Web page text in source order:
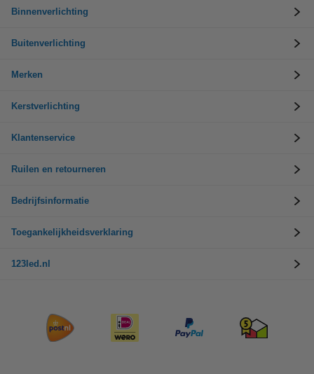
Binnenverlichting
Buitenverlichting
Merken
Kerstverlichting
Klantenservice
Ruilen en retourneren
Bedrijfsinformatie
Toegankelijkheidsverklaring
123led.nl